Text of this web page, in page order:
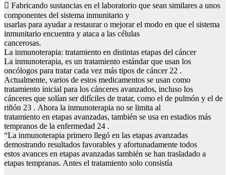
 Fabricando sustancias en el laboratorio que sean similares a unos
componentes del sistema inmunitario y
usarlas para ayudar a restaurar o mejorar el modo en que el sistema
inmunitario encuentra y ataca a las células
cancerosas.
La inmunoterapia: tratamiento en distintas etapas del cáncer
La inmunoterapia, es un tratamiento estándar que usan los
oncólogos para tratar cada vez más tipos de cáncer 22 .
Actualmente, varios de estos medicamentos se usan como
tratamiento inicial para los cánceres avanzados, incluso los
cánceres que solían ser difíciles de tratar, como el de pulmón y el de
riñón 23 . Ahora la inmunoterapia no se limita al
tratamiento en etapas avanzadas, también se usa en estadios más
tempranos de la enfermedad 24 .
“La inmunoterapia primero llegó en las etapas avanzadas
demostrando resultados favorables y afortunadamente todos
estos avances en etapas avanzadas también se han trasladado a
etapas tempranas. Antes el tratamiento solo consistía